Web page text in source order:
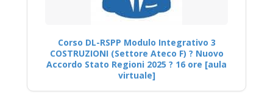
Corso DL-RSPP Modulo Integrativo 3
COSTRUZIONI (Settore Ateco F) ? Nuovo
Accordo Stato Regioni 2025 ? 16 ore [aula
virtuale]